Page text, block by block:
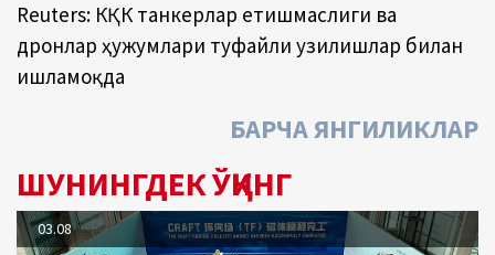
Reuters: КҚК танкерлар етишмаслиги ва
дронлар ҳужумлари туфайли узилишлар билан
ишламоқда
БАРЧА ЯНГИЛИКЛАР
ШУНИНГДЕК ЎҚИНГ
03.08